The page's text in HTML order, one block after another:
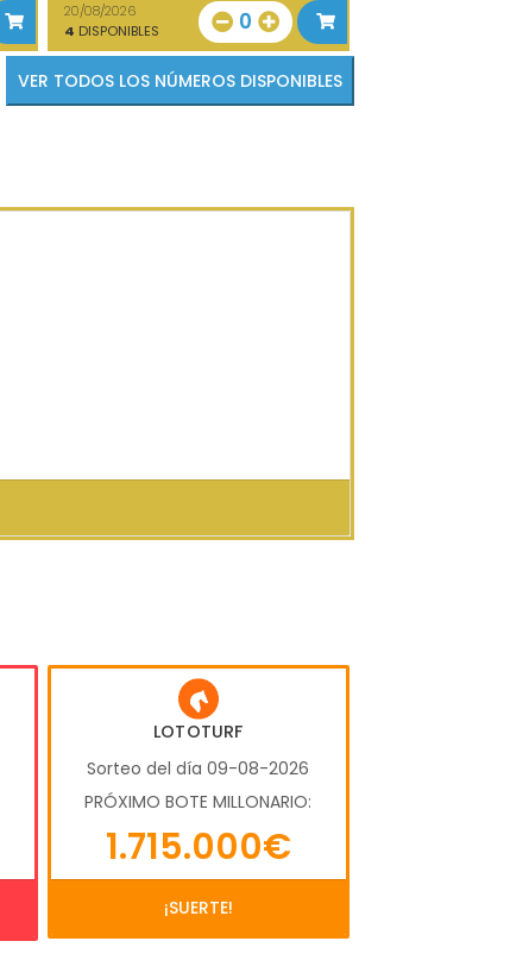
20/08/2026
4 DISPONIBLES 0
VER TODOS LOS NÚMEROS DISPONIBLES
LOTOTURF
Sorteo del día 09-08-2026
PRÓXIMO BOTE MILLONARIO:
1.715.000€
¡SUERTE!